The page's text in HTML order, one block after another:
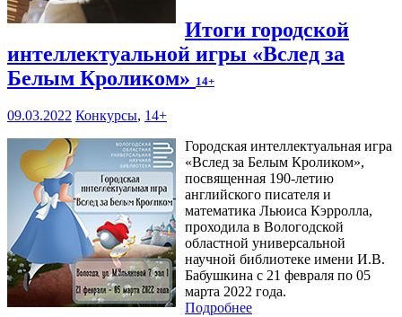
Итоги городской
интеллектуальной игры «Вслед за
Белым Кроликом» 14+
09.03.2022 Конкурсы, 14+
Городская интеллектуальная игра
«Вслед за Белым Кроликом»,
посвященная 190-летию
английского писателя и
математика Льюиса Кэрролла,
проходила в Вологодской
областной универсальной
научной библиотеке имени И.В.
Бабушкина с 21 февраля по 05
марта 2022 года.
Подробнее